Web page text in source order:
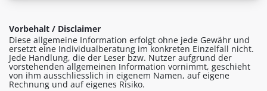
Vorbehalt / Disclaimer
Diese allgemeine Information erfolgt ohne jede Gewähr und
ersetzt eine Individualberatung im konkreten Einzelfall nicht.
Jede Handlung, die der Leser bzw. Nutzer aufgrund der
vorstehenden allgemeinen Information vornimmt, geschieht
von ihm ausschliesslich in eigenem Namen, auf eigene
Rechnung und auf eigenes Risiko.